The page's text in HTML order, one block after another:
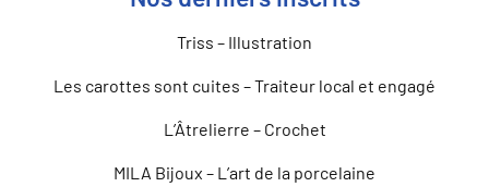
Triss – Illustration
Les carottes sont cuites – Traiteur local et engagé
L’Âtrelierre – Crochet
MILA Bijoux – L’art de la porcelaine